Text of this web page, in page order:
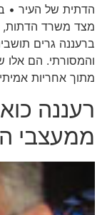
הדתית של העיר •
מצד משרד הדתות,
ברעננה גרים
והמסורתי. הם אלו
מתוך אחריות
רעננה
ממעצבי